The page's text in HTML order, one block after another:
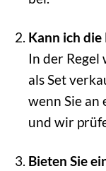
Kann ich die
In der Regel
als Set
wenn Sie an
und wir
Bieten Sie